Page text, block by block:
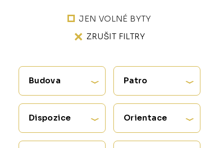
JEN VOLNÉ BYTY
ZRUŠIT FILTRY
Budova Patro
Dispozice Orientace